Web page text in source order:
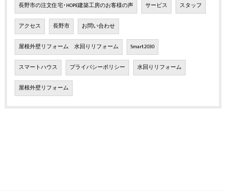
長野市の注文住宅･HOPE建築工房のお客様の声 サービス スタッフ
アクセス 長野市 お問い合わせ
屋根外壁リフォーム 水回りリフォーム Smart2030
スマートハウス プライバシーポリシー 水回りリフォーム
屋根外壁リフォーム